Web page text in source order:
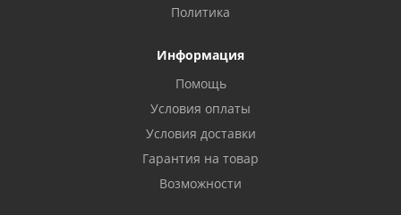
Политика
Информация
Помощь
Условия оплаты
Условия доставки
Гарантия на товар
Возможности